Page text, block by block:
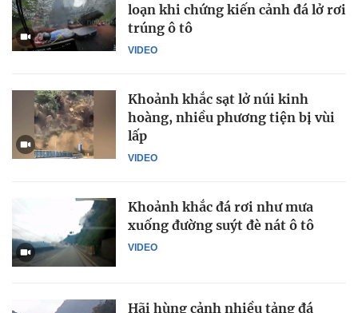
VIDEO
loạn khi chứng kiến cảnh đá lở rơi
trúng ô tô
VIDEO
Khoảnh khắc sạt lở núi kinh
hoàng, nhiều phương tiện bị vùi
lấp
VIDEO
Khoảnh khắc đá rơi như mưa
xuống đường suýt đè nát ô tô
Hãi hùng cảnh nhiều tảng đá